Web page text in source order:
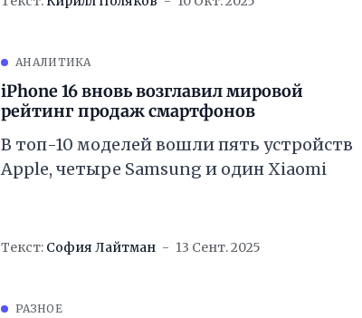
АНАЛИТИКА
iPhone 16 вновь возглавил мировой
рейтинг продаж смартфонов
В топ-10 моделей вошли пять устройств
Apple, четыре Samsung и один Xiaomi
Текст: София Лайтман 13 Сент. 2025
РАЗНОЕ